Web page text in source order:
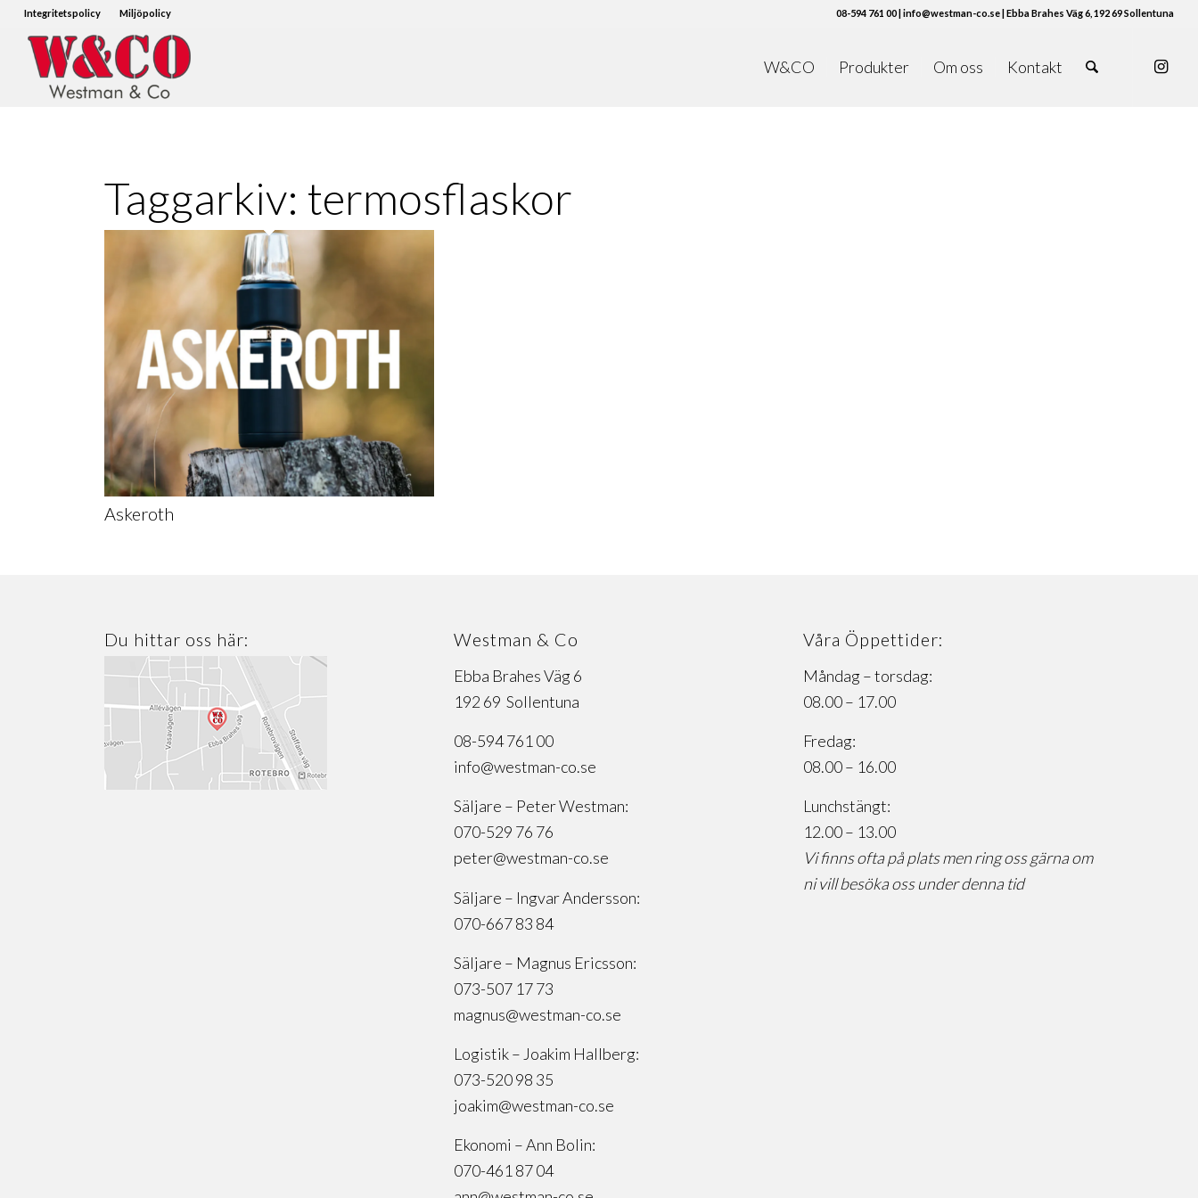
Integritetspolicy Miljöpolicy 08-594 761 00 | info@westman-co.se | Ebba Brahes Väg 6, 192 69 Sollentuna
W&CO Produkter Om oss Kontakt
Taggarkiv: termosflaskor
Askeroth
Du hittar oss här: Westman & Co
Ebba Brahes Väg 6
192 69 Sollentuna
08-594 761 00
info@westman-co.se
Säljare – Peter Westman:
070-529 76 76
peter@westman-co.se
Säljare – Ingvar Andersson:
070-667 83 84
Säljare – Magnus Ericsson:
073-507 17 73
magnus@westman-co.se
Logistik – Joakim Hallberg:
073-520 98 35
joakim@westman-co.se
Ekonomi – Ann Bolin:
070-461 87 04
Våra Öppettider:
Måndag – torsdag:
08.00 – 17.00
Fredag:
08.00 – 16.00
Lunchstängt:
12.00 – 13.00
Vi finns ofta på plats men ring oss gärna om
ni vill besöka oss under denna tid